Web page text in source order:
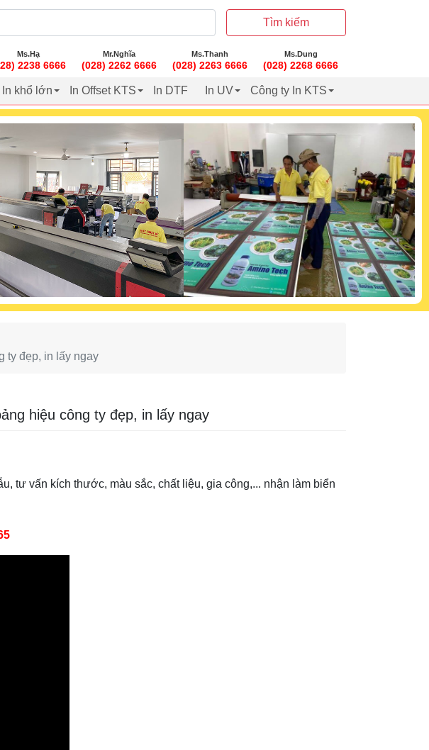
Tìm kiếm
Ms.Hạ
2238 6666
Mr.Nghĩa
(028) 2262 6666
Ms.Thanh
(028) 2263 6666
Ms.Dung
(028) 2268 6666
In khổ lớn In Offset KTS In DTF In UV Công ty In KTS
ty đẹp, in lấy ngay
hiệu công ty đẹp, in lấy ngay
tư vấn kích thước, màu sắc, chất liệu, gia công,... nhận làm biển